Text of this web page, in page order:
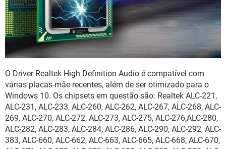
O Driver Realtek High Definition Audio é compatível com
várias placas-mãe recentes, além de ser otimizado para o
Windows 10. Os chipsets em questão são: Realtek ALC-221,
ALC-231, ALC-233, ALC-260, ALC-262, ALC-267, ALC-268, ALC-
269, ALC-270, ALC-272, ALC-273, ALC-275, ALC-276,ALC-280,
ALC-282, ALC-283, ALC-284, ALC-286, ALC-290, ALC-292, ALC-
383, ALC-660, ALC-662, ALC-663, ALC-665, ALC-668, ALC-670,